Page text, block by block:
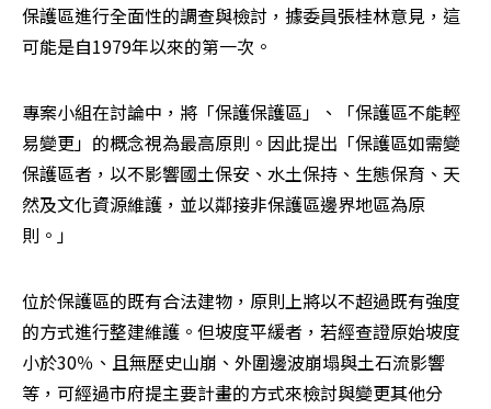
保護區進行全面性的調查與檢討，據委員張桂林意見，這
可能是自1979年以來的第一次。
專案小組在討論中，將「保護保護區」、「保護區不能輕
易變更」的概念視為最高原則。因此提出「保護區如需變
保護區者，以不影響國土保安、水土保持、生態保育、天
然及文化資源維護，並以鄰接非保護區邊界地區為原
則。」
位於保護區的既有合法建物，原則上將以不超過既有強度
的方式進行整建維護。但坡度平緩者，若經查證原始坡度
小於30％、且無歷史山崩、外圍邊波崩塌與土石流影響
等，可經過市府提主要計畫的方式來檢討與變更其他分